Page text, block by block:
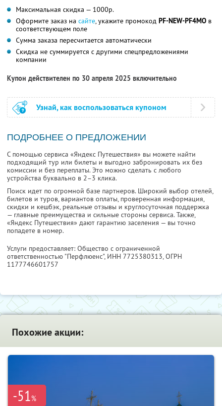
Максимальная скидка — 1000р.
Оформите заказ на сайте, укажите промокод PF-NEW-PF4MO в
соответствующем поле
Сумма заказа пересчитается автоматически
Скидка не суммируется с другими спецпредложениями
компании
Купон действителен по 30 апреля 2025 включительно
Узнай, как воспользоваться купоном
ПОДРОБНЕЕ О ПРЕДЛОЖЕНИИ
С помощью сервиса «Яндекс Путешествия» вы можете найти
подходящий тур или билеты и выгодно забронировать их без
комиссии и без переплаты. Это можно сделать с любого
устройства буквально в 2–3 клика.
Поиск идет по огромной базе партнеров. Широкий выбор отелей,
билетов и туров, вариантов оплаты, проверенная информация,
скидки и кешбэк, реальные отзывы и круглосуточная поддержка
— главные преимущества и сильные стороны сервиса. Также,
«Яндекс Путешествия» дают гарантию заселения — вы точно
попадете в номер.
Услуги предоставляет: Общество с ограниченной
ответственностью "Перфлюенс", ИНН 7725380313, ОГРН
1177746601757
Похожие акции:
-51%